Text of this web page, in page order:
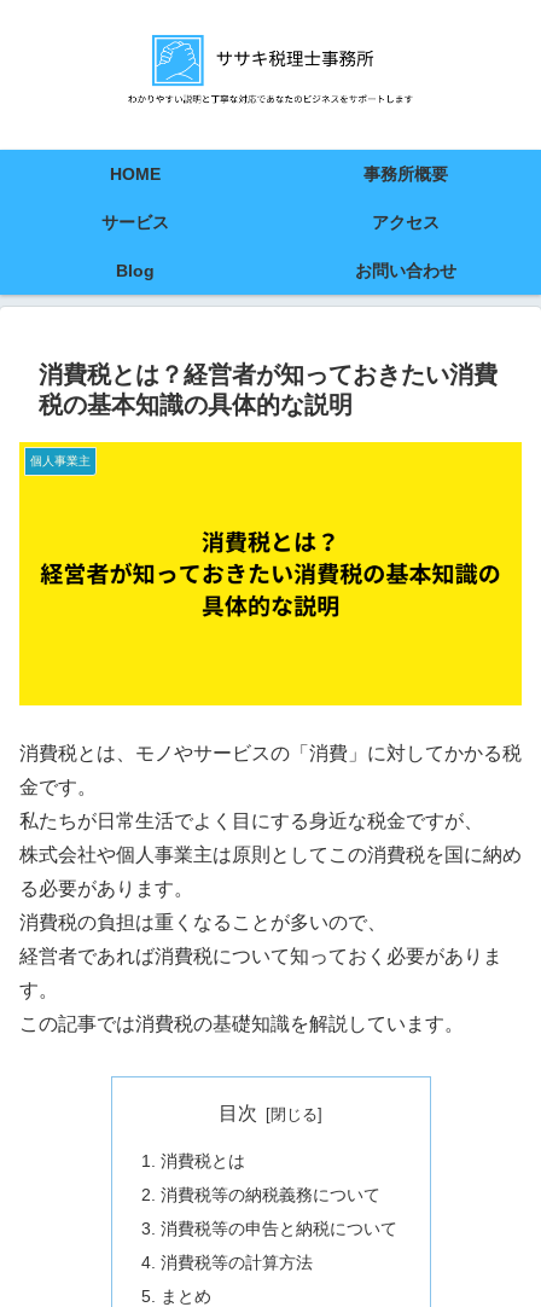
HOME 事務所概要
サービス アクセス
Blog お問い合わせ
消費税とは？経営者が知っておきたい消費
税の基本知識の具体的な説明
個人事業主
消費税とは、モノやサービスの「消費」に対してかかる税
金です。
私たちが日常生活でよく目にする身近な税金ですが、
株式会社や個人事業主は原則としてこの消費税を国に納め
る必要があります。
消費税の負担は重くなることが多いので、
経営者であれば消費税について知っておく必要がありま
す。
この記事では消費税の基礎知識を解説しています。
目次
消費税とは
消費税等の納税義務について
消費税等の申告と納税について
消費税等の計算方法
まとめ